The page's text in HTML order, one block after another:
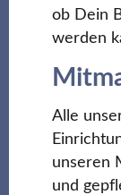
ob Dein
werden
Alle
unseren
und